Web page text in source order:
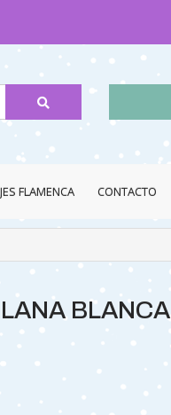
FLAMENCA CONTACTO
BLANCA